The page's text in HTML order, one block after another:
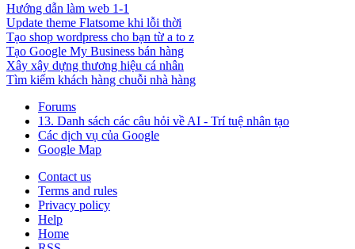
Hướng dẫn làm web 1-1
Update theme Flatsome khi lỗi thời
Tạo shop wordpress cho bạn từ a to z
Tạo Google My Business bán hàng
Xây xây dựng thương hiệu cá nhân
Tìm kiếm khách hàng chuỗi nhà hàng
Forums
13. Danh sách các câu hỏi về AI - Trí tuệ nhân tạo
Các dịch vụ của Google
Google Map
Contact us
Terms and rules
Privacy policy
Help
Home